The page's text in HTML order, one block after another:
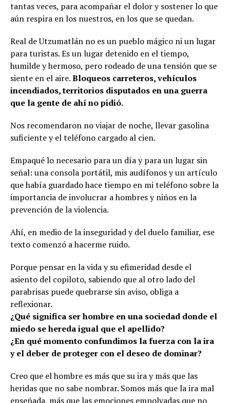
tantas veces, para acompañar el dolor y sostener lo que
aún respira en los nuestros, en los que se quedan.
Real de Utzumatlán no es un pueblo mágico ni un lugar
para turistas. Es un lugar detenido en el tiempo,
humilde y hermoso, pero rodeado de una tensión que se
siente en el aire.Bloqueos carreteros, vehículos
incendiados, territorios disputados en una guerra
que la gente de ahí no pidió.
Nos recomendaron no viajar de noche, llevar gasolina
suficiente y el teléfono cargado al cien.
Empaqué lo necesario para un día y para un lugar sin
señal: una consola portátil, mis audífonos y un artículo
que había guardado hace tiempo en mi teléfono sobre la
importancia de involucrar a hombres y niños en la
prevención de la violencia.
Ahí, en medio de la inseguridad y del duelo familiar, ese
texto comenzó a hacerme ruido.
Porque pensar en la vida y su efimeridad desde el
asiento del copiloto, sabiendo que al otro lado del
parabrisas puede quebrarse sin aviso, obliga a
reflexionar.
¿Qué significa ser hombre en una sociedad donde el
miedo se hereda igual que el apellido?
¿En qué momento confundimos la fuerza con la ira
y el deber de proteger con el deseo de dominar?
Creo que el hombre es más que su ira y más que las
heridas que no sabe nombrar. Somos más que la ira mal
enseñada, más que las emociones empolvadas que no